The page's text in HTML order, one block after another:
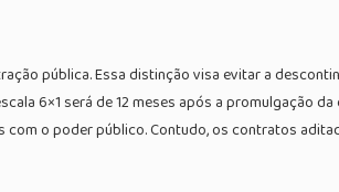
pública. Essa distinção visa evitar a
6×1 será de 12 meses após a promulgação
o poder público. Contudo, os contratos